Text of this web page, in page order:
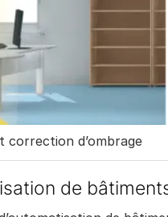
correction d’ombrage
de